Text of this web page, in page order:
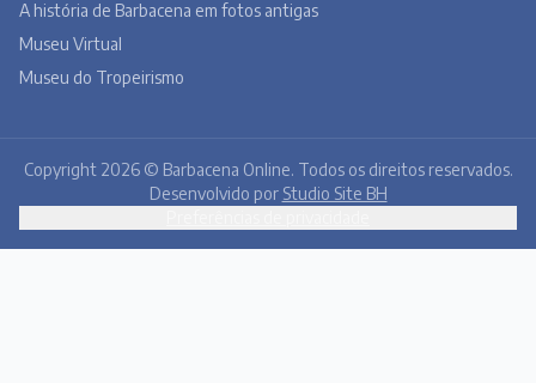
A história de Barbacena em fotos antigas
Museu Virtual
Museu do Tropeirismo
Copyright 2026 © Barbacena Online. Todos os direitos reservados.
Desenvolvido por Studio Site BH